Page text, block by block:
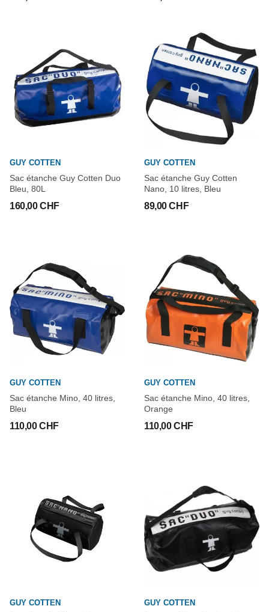
GUY COTTEN
Sac étanche Guy Cotten Duo
Bleu, 80L
160,00 CHF
GUY COTTEN
Sac étanche Guy Cotten
Nano, 10 litres, Bleu
89,00 CHF
GUY COTTEN
Sac étanche Mino, 40 litres,
Bleu
110,00 CHF
GUY COTTEN
Sac étanche Mino, 40 litres,
Orange
110,00 CHF
GUY COTTEN GUY COTTEN